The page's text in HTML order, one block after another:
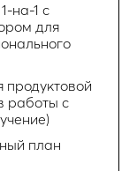
на-1 с
для
продуктовой
работы с
план